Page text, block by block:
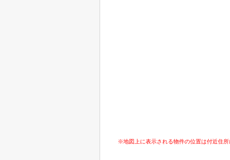
※地図上に表示される物件の位置は付近住